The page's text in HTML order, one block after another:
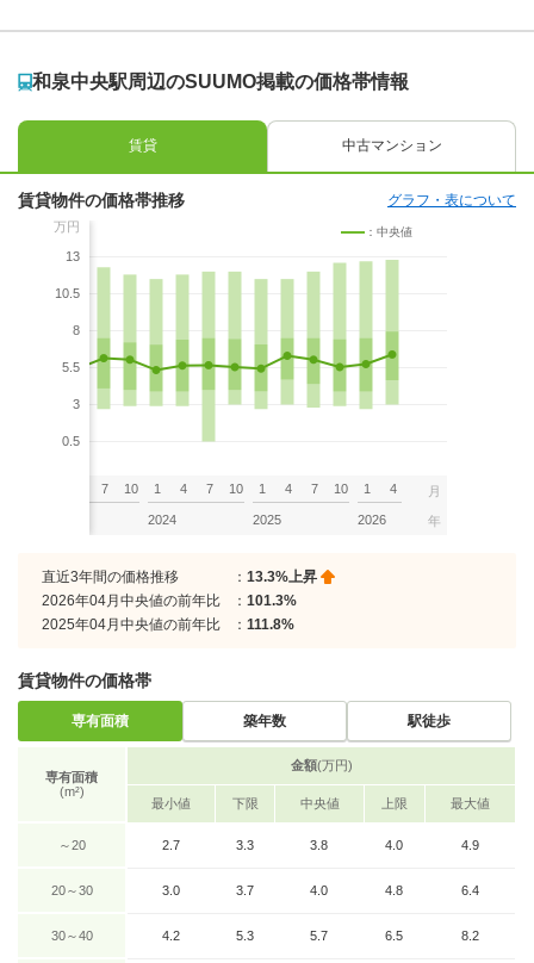
和泉中央駅周辺のSUUMO掲載の価格帯情報
賃貸 中古マンション
賃貸物件の価格帯推移 グラフ・表について
万円
13
10.5
8
5.5
3
0.5
：中央値
7 10 1 4 7 10
2024
1 4 7 10
2025
1 4
2026
月
年
直近3年間の価格推移 ： 13.3%上昇
2026年04月中央値の前年比
： 101.3%
2025年04月中央値の前年比
： 111.8%
賃貸物件の価格帯
専有面積 築年数 駅徒歩
専有面積
(m²)
金額(万円)
最小値 下限 中央値 上限 最大値
～20 2.7 3.3 3.8 4.0 4.9
20～30 3.0 3.7 4.0 4.8 6.4
30～40 4.2 5.3 5.7 6.5 8.2